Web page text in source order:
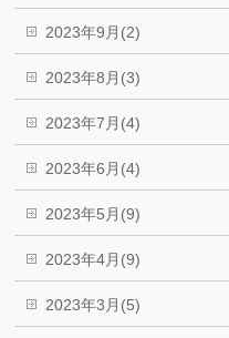
2023年9月(2)
2023年8月(3)
2023年7月(4)
2023年6月(4)
2023年5月(9)
2023年4月(9)
2023年3月(5)